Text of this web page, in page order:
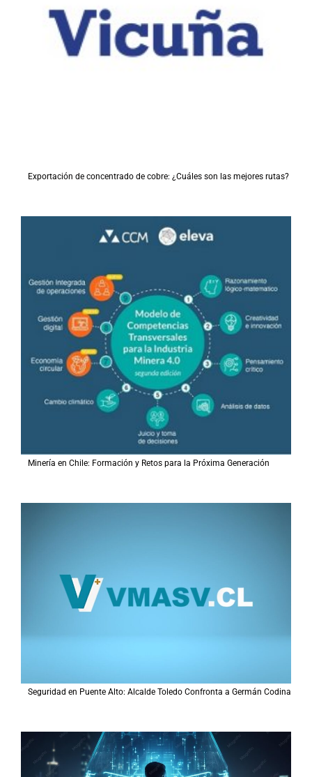
Exportación de concentrado de cobre: ¿Cuáles son las mejores rutas?
Minería en Chile: Formación y Retos para la Próxima Generación
Seguridad en Puente Alto: Alcalde Toledo Confronta a Germán Codina